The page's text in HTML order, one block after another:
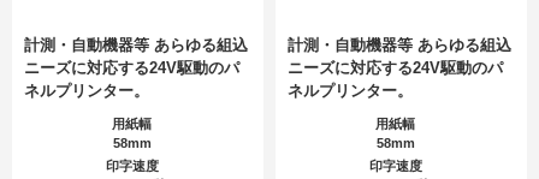
計測・自動機器等 あらゆる組込
ニーズに対応する24V駆動のパ
ネルプリンター。
用紙幅
58mm
印字速度
計測・自動機器等 あらゆる組込
ニーズに対応する24V駆動のパ
ネルプリンター。
用紙幅
58mm
印字速度